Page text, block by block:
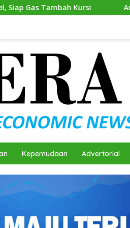
Andie Dinialdie
Kepemudaan Advertorial